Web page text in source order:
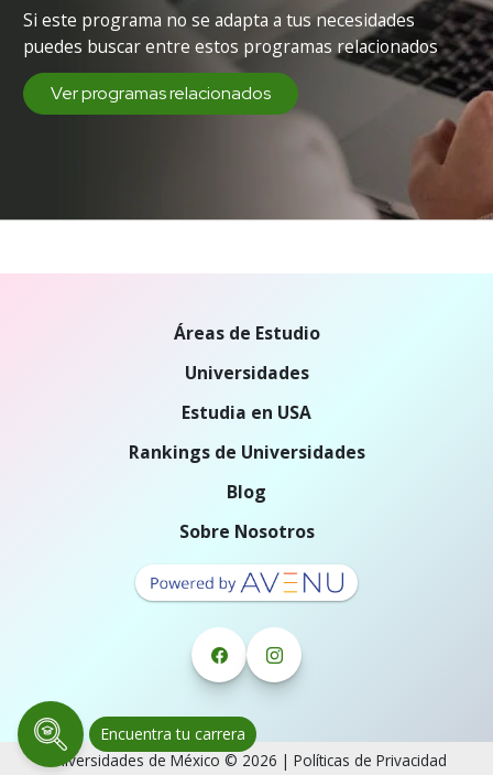
Si este programa no se adapta a tus necesidades
puedes buscar entre estos programas relacionados
Ver programas relacionados
Encuentra tu carrera
Áreas de Estudio
Universidades
Estudia en USA
Rankings de Universidades
Blog
Sobre Nosotros
Universidades de México © 2026 | Políticas de Privacidad